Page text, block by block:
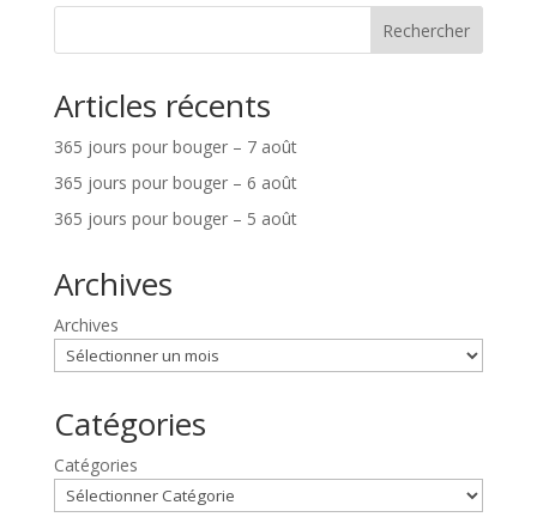
Rechercher
Articles récents
365 jours pour bouger – 7 août
365 jours pour bouger – 6 août
365 jours pour bouger – 5 août
Archives
Archives
Catégories
Catégories